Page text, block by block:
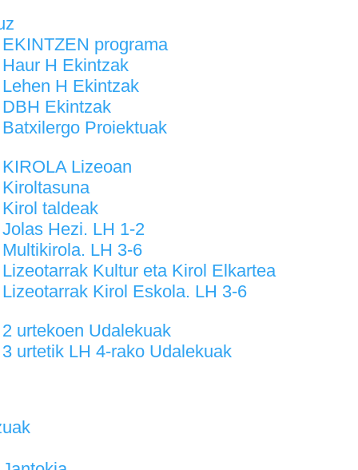
EKINTZEN programa
Haur H Ekintzak
Lehen H Ekintzak
DBH Ekintzak
Batxilergo Proiektuak
KIROLA Lizeoan
Kiroltasuna
Kirol taldeak
Jolas Hezi. LH 1-2
Multikirola. LH 3-6
Lizeotarrak Kultur eta Kirol Elkartea
Lizeotarrak Kirol Eskola. LH 3-6
2 urtekoen Udalekuak
3 urtetik LH 4-rako Udalekuak